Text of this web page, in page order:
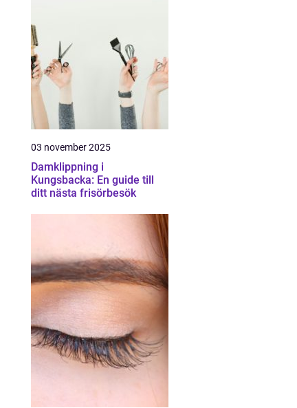
03 november 2025
Damklippning i
Kungsbacka: En guide till
ditt nästa frisörbesök